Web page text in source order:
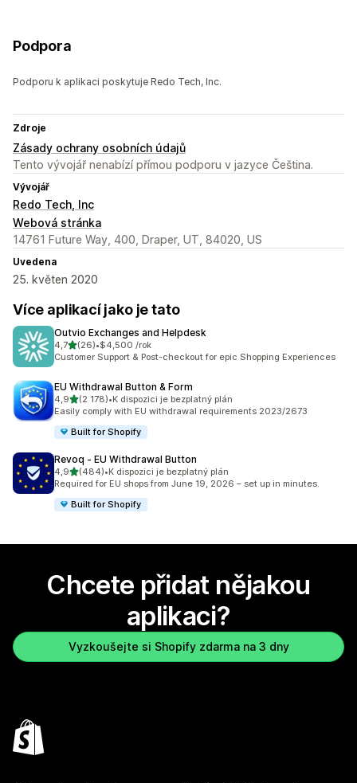
Podpora
Podporu k aplikaci poskytuje Redo Tech, Inc.
Zdroje
Zásady ochrany osobních údajů
Tento vývojář nenabízí přímou podporu v jazyce Čeština.
Vývojář
Redo Tech, Inc
Webová stránka
14761 Future Way, 400, Draper, UT, 84020, US
Uvedena
25. květen 2020
Více aplikací jako je tato
Outvio Exchanges and Helpdesk
4,7z 5 hvězd
(26)
Celkový počet recenzí: 26
•$4,500 /rok
Customer Support & Post-checkout for epic Shopping Experiences
EU Withdrawal Button & Form
4,9z 5 hvězd
(2 178)
Celkový počet recenzí: 2178
•K dispozici je bezplatný plán
Easily comply with EU withdrawal requirements 2023/2673
Built for Shopify
Revoq ‑ EU Withdrawal Button
4,9z 5 hvězd
(484)
Celkový počet recenzí: 484
•K dispozici je bezplatný plán
Required for EU shops from June 19, 2026 – set up in minutes.
Built for Shopify
Chcete přidat nějakou
aplikaci?
Vyzkoušejte si Shopify zdarma na 3 dny